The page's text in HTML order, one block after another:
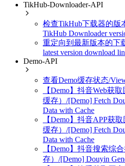
TikHub-Downloader-API
检查TikHub下载器的版
TikHub Downloader
重定向到最新版本的下
latest version download
Demo-API
查看Demo缓存状态/
【Demo】抖音Web获
缓存）/[Demo] Fetch
Data with Cache
【Demo】抖音APP获
缓存）/[Demo] Fetch
Data with Cache
【Demo】抖音搜索综
存）/[Demo] Douyin